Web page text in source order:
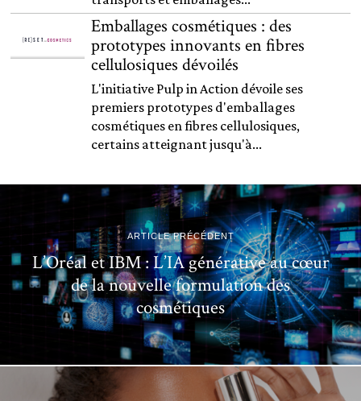
Emballages cosmétiques : des
prototypes innovants en fibres
cellulosiques dévoilés
L'initiative Pulp in Action dévoile ses
premiers prototypes d'emballages
cosmétiques en fibres cellulosiques,
certains atteignant jusqu'à...
ARTICLE PRÉCÉDENT
L’Oréal et IBM : L’IA générative au cœur
de la nouvelle formulation des
cosmétiques